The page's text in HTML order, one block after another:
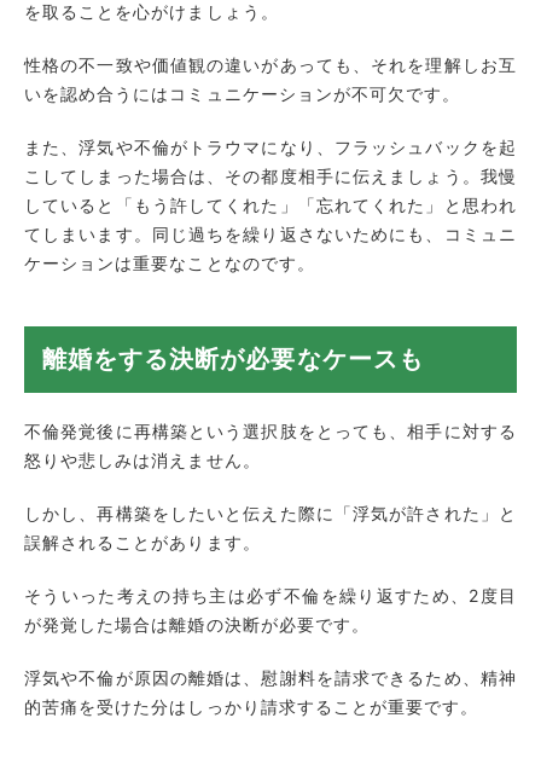
を取ることを心がけましょう。
性格の不一致や価値観の違いがあっても、それを理解しお互
いを認め合うにはコミュニケーションが不可欠です。
また、浮気や不倫がトラウマになり、フラッシュバックを起
こしてしまった場合は、その都度相手に伝えましょう。我慢
していると「もう許してくれた」「忘れてくれた」と思われ
てしまいます。同じ過ちを繰り返さないためにも、コミュニ
ケーションは重要なことなのです。
離婚をする決断が必要なケースも
不倫発覚後に再構築という選択肢をとっても、相手に対する
怒りや悲しみは消えません。
しかし、再構築をしたいと伝えた際に「浮気が許された」と
誤解されることがあります。
そういった考えの持ち主は必ず不倫を繰り返すため、2度目
が発覚した場合は離婚の決断が必要です。
浮気や不倫が原因の離婚は、慰謝料を請求できるため、精神
的苦痛を受けた分はしっかり請求することが重要です。